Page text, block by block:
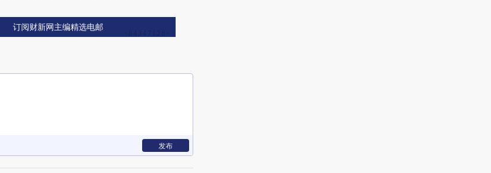
订阅财新网主编精选电邮
发布